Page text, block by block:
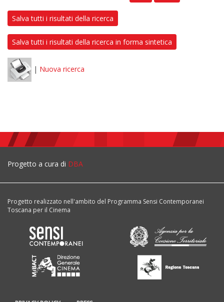
Salva tutti i risultati della ricerca
Salva tutti i risultati della ricerca in forma sintetica
| Nuova ricerca
Progetto a cura di DBA
Progetto realizzato nell'ambito del Programma Sensi Contemporanei
Toscana per il Cinema